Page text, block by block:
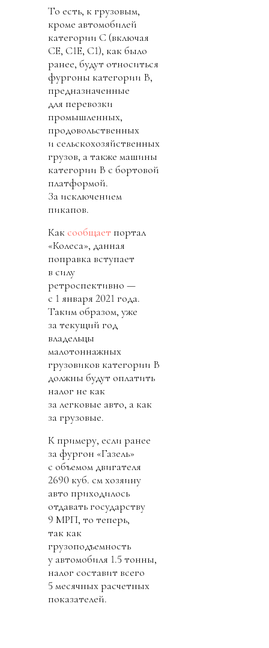
То есть, к грузовым,
кроме автомобилей
категории С (включая
СЕ, С1Е, С1), как было
ранее, будут относиться
фургоны категории В,
предназначенные
для перевозки
промышленных,
продовольственных
и сельскохозяйственных
грузов, а также машины
категории В с бортовой
платформой.
За исключением
пикапов.
Как сообщает портал
«Колеса», данная
поправка вступает
в силу
ретроспективно —
с 1 января 2021 года.
Таким образом, уже
за текущий год
владельцы
малотоннажных
грузовиков категории В
должны будут оплатить
налог не как
за легковые авто, а как
за грузовые.
К примеру, если ранее
за фургон «Газель»
с объемом двигателя
2690 куб. см хозяину
авто приходилось
отдавать государству
9 МРП, то теперь,
так как
грузоподъемность
у автомобиля 1.5 тонны,
налог составит всего
5 месячных расчетных
показателей.